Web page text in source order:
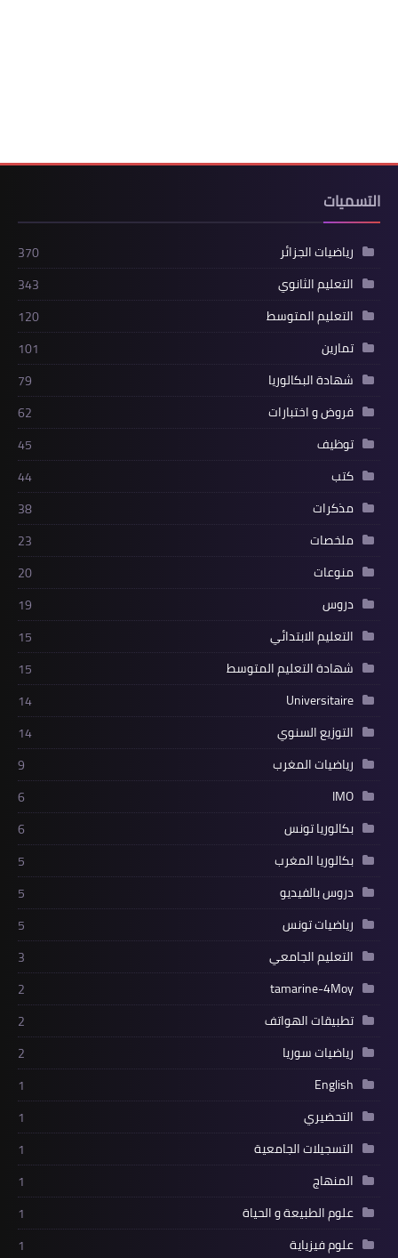
التسميات
رياضيات الجزائر
370
التعليم الثانوي
343
التعليم المتوسط
120
تمارين
101
شهادة البكالوريا
79
فروض و اختبارات
62
توظيف
45
كتب
44
مذكرات
38
ملخصات
23
منوعات
20
دروس
19
التعليم الابتدائي
15
شهادة التعليم المتوسط
15
Universitaire
14
التوزيع السنوي
14
رياضيات المغرب
9
IMO
6
بكالوريا تونس
6
بكالوريا المغرب
5
دروس بالفيديو
5
رياضيات تونس
5
التعليم الجامعي
3
tamarine-4Moy
2
تطبيقات الهواتف
2
رياضيات سوريا
2
English
1
التحضيري
1
التسجيلات الجامعية
1
المنهاج
1
علوم الطبيعة و الحياة
1
علوم فيزياية
1